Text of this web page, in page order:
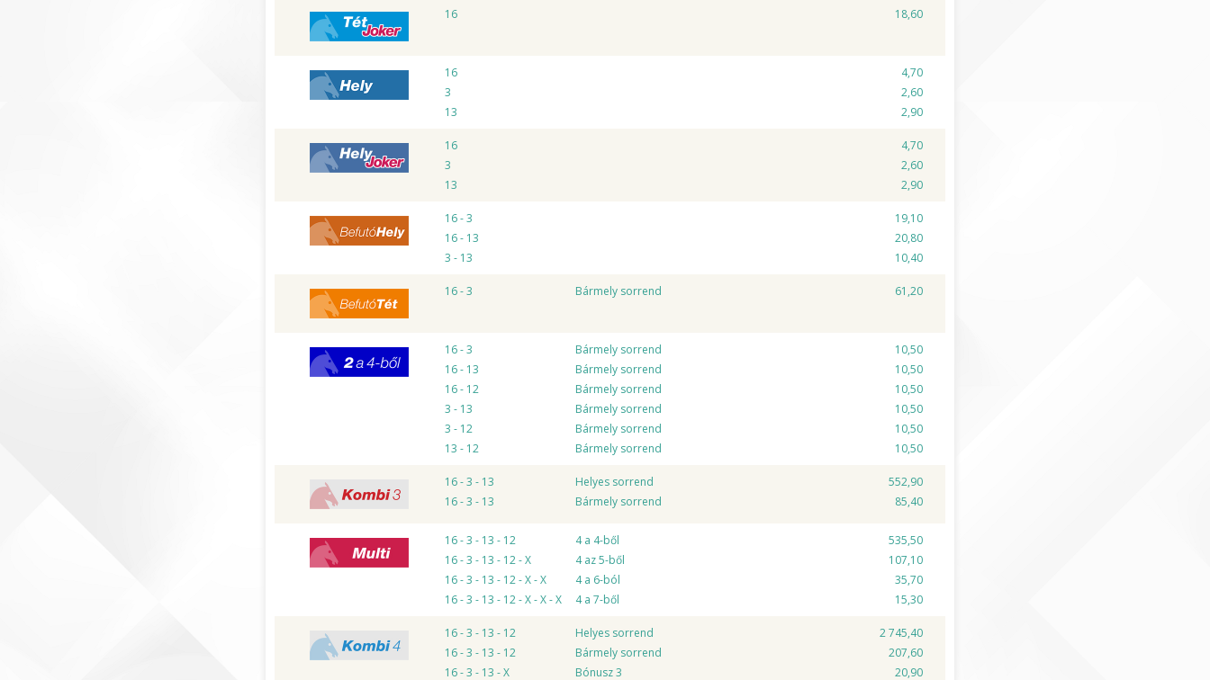
Tét Joker 16 18,60
Hely 16
4,70
3
2,60
13
2,90
Hely Joker 16
4,70
3
2,60
13
2,90
Befutó Hely 16 - 3
19,10
16 - 13
20,80
3 - 13
10,40
Befutó Tét 16 - 3 Bármely sorrend 61,20
2 a 4-ből 16 - 3 Bármely sorrend
10,50
16 - 13
Bármely sorrend
10,50
16 - 12
Bármely sorrend
10,50
3 - 13
Bármely sorrend
10,50
3 - 12
Bármely sorrend
10,50
13 - 12
Bármely sorrend 10,50
Kombi 3 16 - 3 - 13 Helyes sorrend
552,90
16 - 3 - 13
Bármely sorrend 85,40
Multi 16 - 3 - 13 - 12 4 a 4-ből
535,50
16 - 3 - 13 - 12 - X
4 az 5-ből
107,10
16 - 3 - 13 - 12 - X - X
4 a 6-ból
35,70
16 - 3 - 13 - 12 - X - X - X
4 a 7-ből 15,30
Kombi 4 16 - 3 - 13 - 12 Helyes sorrend
2 745,40
16 - 3 - 13 - 12
Bármely sorrend
207,60
16 - 3 - 13 - X
Bónusz 3
20,90